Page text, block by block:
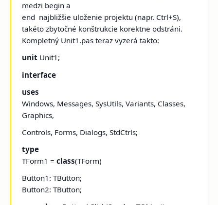
medzi begin a
end ­ najbližšie uloženie projektu (napr. Ctrl+S),
takéto zbytočné konštrukcie korektne odstráni.
Kompletný Unit1.pas teraz vyzerá takto:
unit Unit1;
interface
uses
Windows, Messages, SysUtils, Variants, Classes,
Graphics,
Controls, Forms, Dialogs, StdCtrls;
type
TForm1 =class(TForm)
Button1: TButton;
Button2: TButton;